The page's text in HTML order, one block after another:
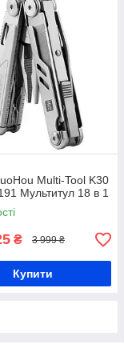
Multi-Tool K30
Мультитул 18 в 1
₴ 3 999 ₴
Купити